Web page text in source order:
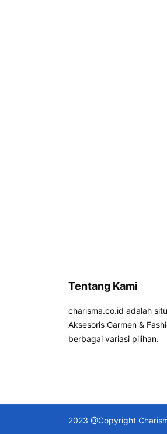
Tentang Kami
charisma.co.id adalah
Aksesoris Garmen &
berbagai variasi pilihan.
2023 @Copyright